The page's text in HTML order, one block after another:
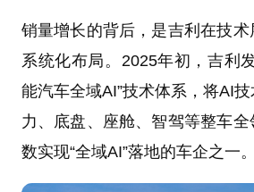
销量增长的背后，是吉利在技
系统化布局。2025年初，吉利
能汽车全域AI”技术体系，将AI
力、底盘、座舱、智驾等整车
数实现“全域AI”落地的车企之一。